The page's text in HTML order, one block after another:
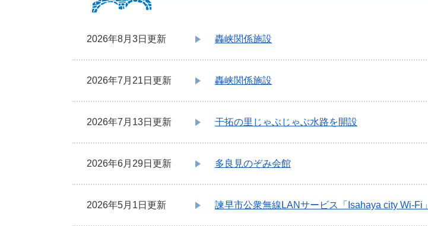
2026年8月3日更新 轟峡関係施設
2026年7月21日更新 轟峡関係施設
2026年7月13日更新 干拓の里じゃぶじゃぶ水路を開設
2026年6月29日更新 多良見のぞみ会館
2026年5月1日更新 諫早市公衆無線LANサービス「Isahaya city Wi-Fi」